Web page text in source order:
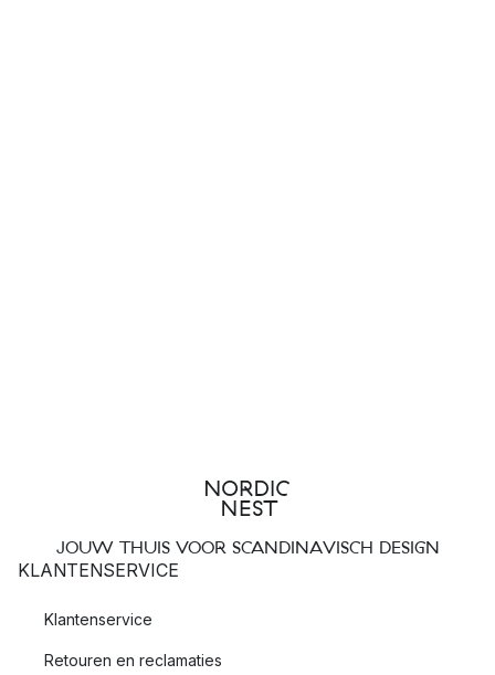
JOUW THUIS VOOR SCANDINAVISCH DESIGN
KLANTENSERVICE
Klantenservice
Retouren en reclamaties